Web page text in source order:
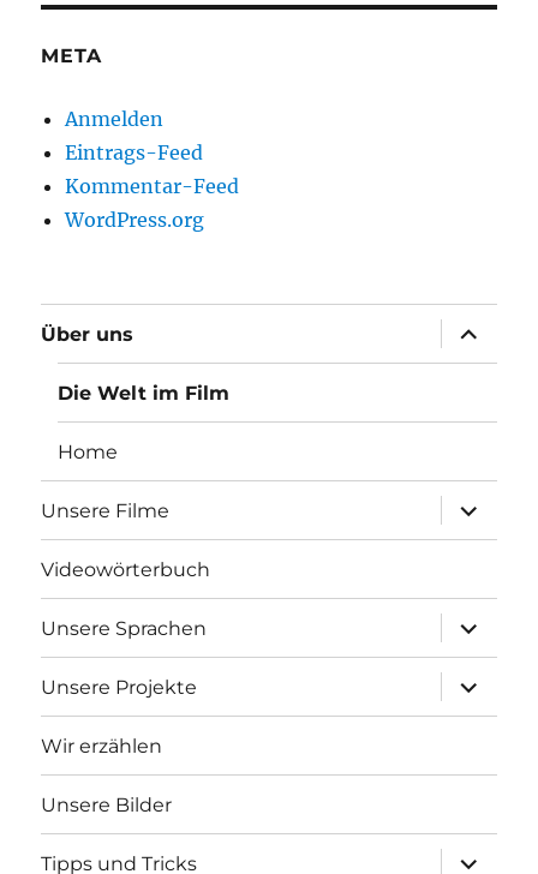
META
Anmelden
Eintrags-Feed
Kommentar-Feed
WordPress.org
Über uns
anzeigen
Die Welt im Film
Home
Unsere Filme
anzeigen
Videowörterbuch
Unsere Sprachen
anzeigen
Unsere Projekte
anzeigen
Wir erzählen
Unsere Bilder
Tipps und Tricks